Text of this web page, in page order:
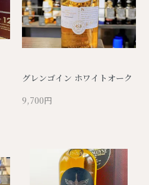
グレンゴイン ホワイトオーク
9,700円